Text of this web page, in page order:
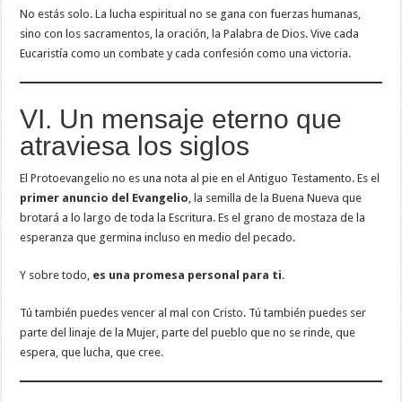
No estás solo. La lucha espiritual no se gana con fuerzas humanas,
sino con los sacramentos, la oración, la Palabra de Dios. Vive cada
Eucaristía como un combate y cada confesión como una victoria.
VI. Un mensaje eterno que
atraviesa los siglos
El Protoevangelio no es una nota al pie en el Antiguo Testamento. Es el
primer anuncio del Evangelio, la semilla de la Buena Nueva que
brotará a lo largo de toda la Escritura. Es el grano de mostaza de la
esperanza que germina incluso en medio del pecado.
Y sobre todo, es una promesa personal para ti.
Tú también puedes vencer al mal con Cristo. Tú también puedes ser
parte del linaje de la Mujer, parte del pueblo que no se rinde, que
espera, que lucha, que cree.